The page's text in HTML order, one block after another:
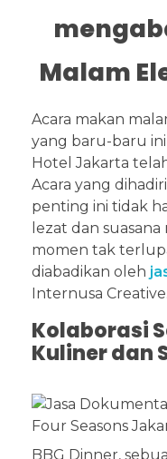
Malam
Acara makan
yang baru-baru
Hotel Jakarta
Acara yang
penting ini tidak
lezat dan
momen tak
diabadikan oleh
Internusa Creative.
Kolaborasi
Kuliner dan
BBG Dinner,